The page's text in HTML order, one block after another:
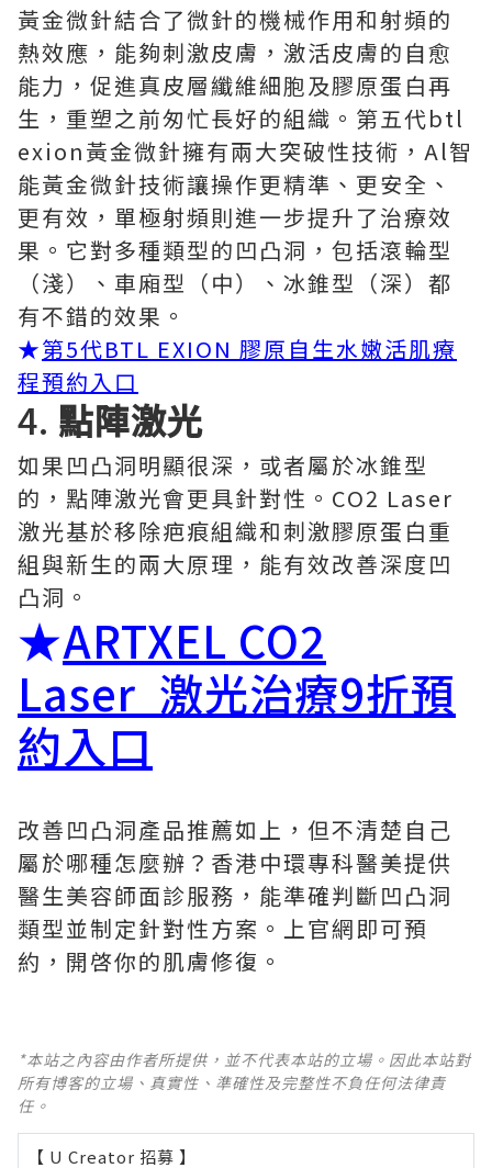
黃金微針結合了微針的機械作用和射頻的
熱效應，能夠刺激皮膚，激活皮膚的自愈
能力，促進真皮層纖維細胞及膠原蛋白再
生，重塑之前匆忙長好的組織。第五代btl
exion黃金微針擁有兩大突破性技術，Al智
能黃金微針技術讓操作更精準、更安全、
更有效，單極射頻則進一步提升了治療效
果。它對多種類型的凹凸洞，包括滾輪型
（淺）、車廂型（中）、冰錐型（深）都
有不錯的效果。
★第5代BTL EXION 膠原自生水嫩活肌療
程預約入口
4. 點陣激光
如果凹凸洞明顯很深，或者屬於冰錐型
的，點陣激光會更具針對性。CO2 Laser
激光基於移除疤痕組織和刺激膠原蛋白重
組與新生的兩大原理，能有效改善深度凹
凸洞。
★ARTXEL CO2
Laser 激光治療9折預
約入口
改善凹凸洞產品推薦如上，但不清楚自己
屬於哪種怎麼辦？香港中環專科醫美提供
醫生美容師面診服務，能準確判斷凹凸洞
類型並制定針對性方案。上官網即可預
約，開啓你的肌膚修復。
*本站之內容由作者所提供，並不代表本站的立場。因此本站對
所有博客的立場、真實性、準確性及完整性不負任何法律責
任。
【 U Creator 招募 】